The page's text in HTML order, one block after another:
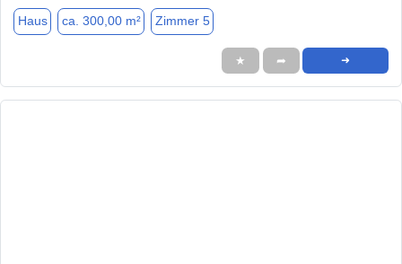
Haus ca. 300,00 m² Zimmer 5
★ ➦ ➜